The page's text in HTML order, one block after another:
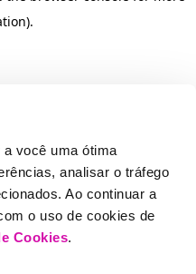
você uma ótima
analisar o tráfego
Ao continuar a
o uso de cookies de
Cookies.
.